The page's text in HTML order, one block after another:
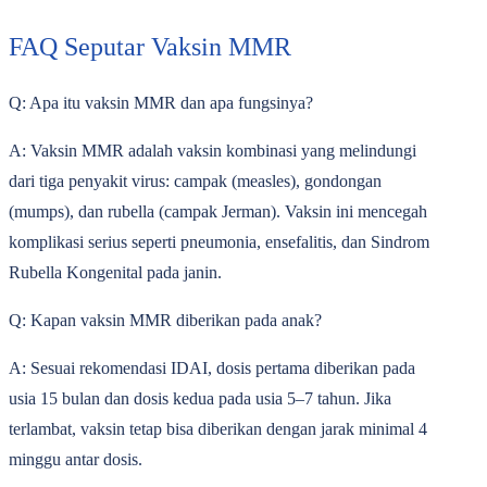
FAQ Seputar Vaksin MMR
Q: Apa itu vaksin MMR dan apa fungsinya?
A: Vaksin MMR adalah vaksin kombinasi yang melindungi
dari tiga penyakit virus: campak (measles), gondongan
(mumps), dan rubella (campak Jerman). Vaksin ini mencegah
komplikasi serius seperti pneumonia, ensefalitis, dan Sindrom
Rubella Kongenital pada janin.
Q: Kapan vaksin MMR diberikan pada anak?
A: Sesuai rekomendasi IDAI, dosis pertama diberikan pada
usia 15 bulan dan dosis kedua pada usia 5–7 tahun. Jika
terlambat, vaksin tetap bisa diberikan dengan jarak minimal 4
minggu antar dosis.